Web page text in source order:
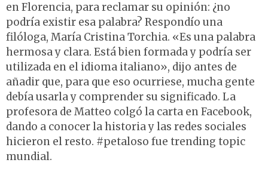
en Florencia, para reclamar su opinión: ¿no
podría existir esa palabra? Respondío una
filóloga, María Cristina Torchia. «Es una palabra
hermosa y clara. Está bien formada y podría ser
utilizada en el idioma italiano», dijo antes de
añadir que, para que eso ocurriese, mucha gente
debía usarla y comprender su significado. La
profesora de Matteo colgó la carta en Facebook,
dando a conocer la historia y las redes sociales
hicieron el resto. #petaloso fue trending topic
mundial.